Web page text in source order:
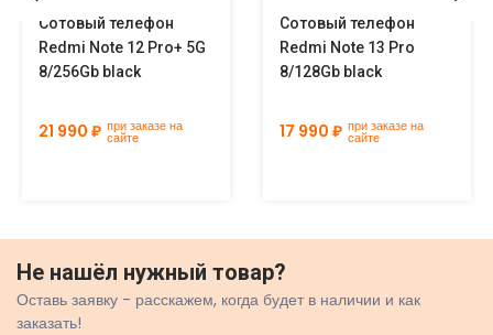
Сотовый телефон
Redmi Note 12 Pro+ 5G
8/256Gb black
21 990 ₽ при заказе на
сайте
Сотовый телефон
Redmi Note 13 Pro
8/128Gb black
17 990 ₽ при заказе на
сайте
Не нашёл нужный товар?
Оставь заявку - расскажем, когда будет в наличии и как
заказать!